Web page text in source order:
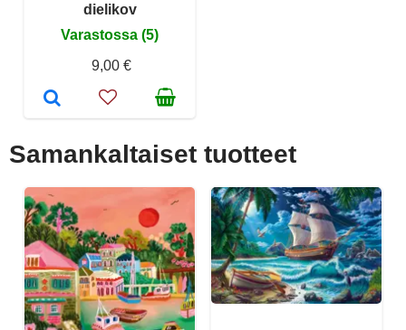
dielikov
Varastossa (5)
9,00 €
Samankaltaiset tuotteet